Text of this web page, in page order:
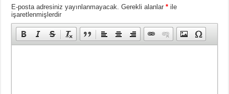
E-posta adresiniz yayınlanmayacak. Gerekli alanlar* ile
işaretlenmişlerdir